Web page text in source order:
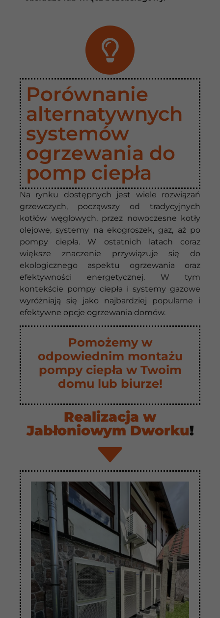
Porównanie
alternatywnych
systemów
ogrzewania do
pomp ciepła
Na rynku dostępnych jest wiele rozwiązań
grzewczych, począwszy od tradycyjnych
kotłów węglowych, przez nowoczesne kotły
olejowe, systemy na ekogroszek, gaz, aż po
pompy ciepła. W ostatnich latach coraz
większe znaczenie przywiązuje się do
ekologicznego aspektu ogrzewania oraz
efektywności energetycznej. W tym
kontekście pompy ciepła i systemy gazowe
wyróżniają się jako najbardziej popularne i
efektywne opcje ogrzewania domów.
Pomożemy w
odpowiednim montażu
pompy ciepła w Twoim
domu lub biurze!
Realizacja w
Jabłoniowym Dworku!